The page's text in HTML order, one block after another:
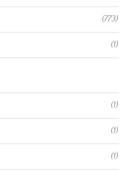
(773)
(1)
(1)
(1)
(1)